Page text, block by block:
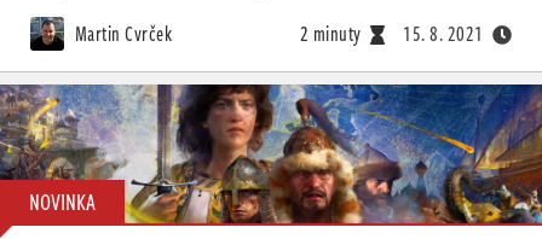
Martin Cvrček 2 minuty 15. 8. 2021
NOVINKA